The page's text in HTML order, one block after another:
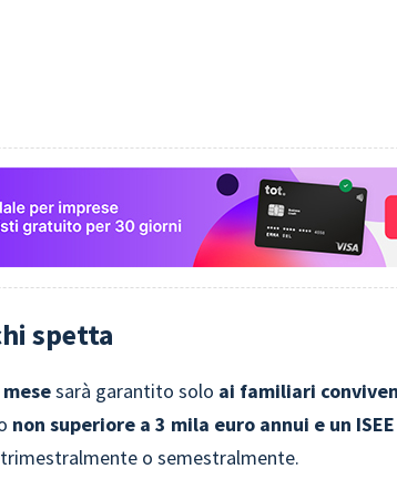
spetta
sarà garantito solo ai familiari
non superiore a 3 mila euro annui e un
o semestralmente.